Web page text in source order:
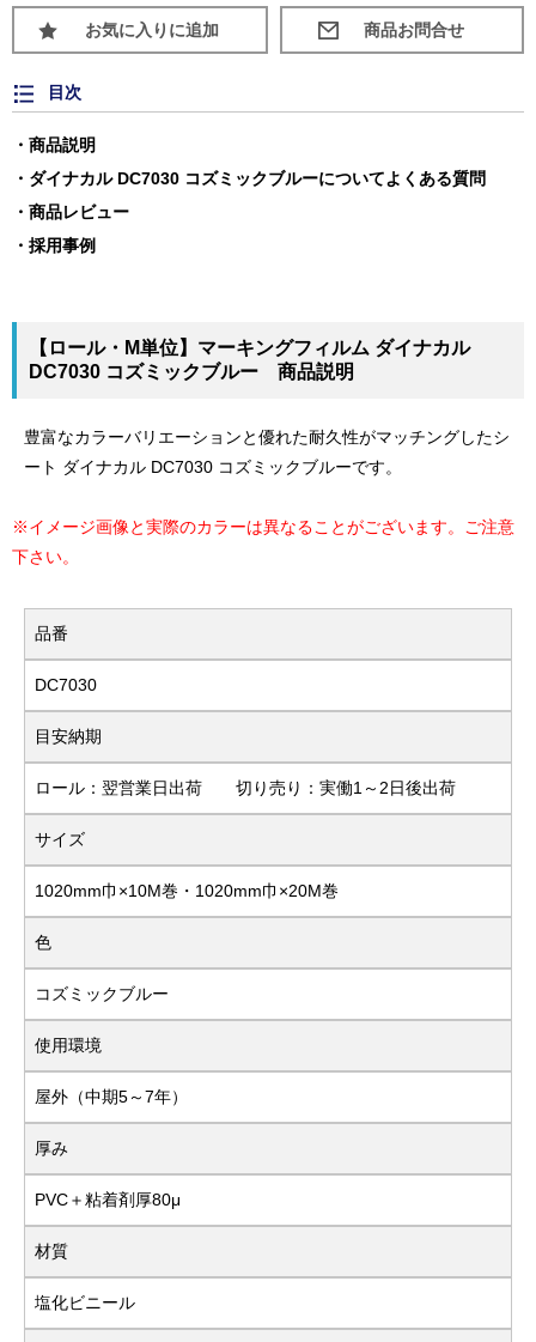
お気に入りに追加
目次
商品説明
ダイナカル DC7030 コズミックブルーについてよくある質問
商品レビュー
採用事例
【ロール・M単位】マーキングフィルム ダイナカル
DC7030 コズミックブルー 商品説明
豊富なカラーバリエーションと優れた耐久性がマッチングしたシ
ート ダイナカル DC7030 コズミックブルーです。
※イメージ画像と実際のカラーは異なることがございます。ご注意
下さい。
品番
DC7030
目安納期
ロール：翌営業日出荷 切り売り：実働1～2日後出荷
サイズ
1020mm巾×10M巻・1020mm巾×20M巻
色
コズミックブルー
使用環境
屋外（中期5～7年）
厚み
PVC＋粘着剤厚80μ
材質
塩化ビニール